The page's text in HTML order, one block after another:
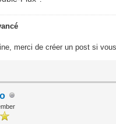
merci de créer un post si